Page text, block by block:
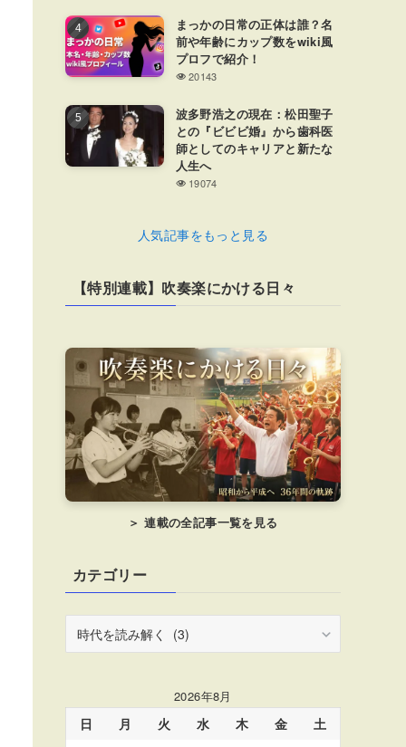
まっかの日常の正体は誰？名
前や年齢にカップ数をwiki風
プロフで紹介！
20143
波多野浩之の現在：松田聖子
との『ビビビ婚』から歯科医
師としてのキャリアと新たな
人生へ
19074
人気記事をもっと見る
【特別連載】吹奏楽にかける日々
＞ 連載の全記事一覧を見る
カテゴリー
テ
ー
2026年8月
日 月 火 水 木 金 土